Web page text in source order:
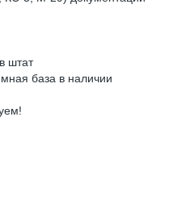
штат
база в наличии